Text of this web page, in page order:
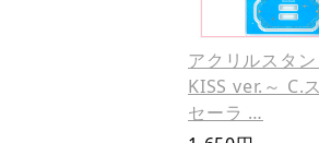
アクリルスタン
KISS ver.～ C.
セーラ …